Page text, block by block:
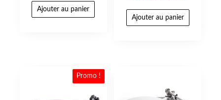
Ajouter au panier
Ajouter au panier
Promo !